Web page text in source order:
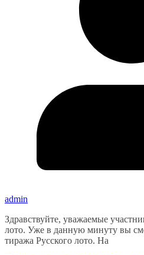
admin
Здравствуйте, уважаемые
лото. Уже в данную минуту вы
тиража Русского лото. На